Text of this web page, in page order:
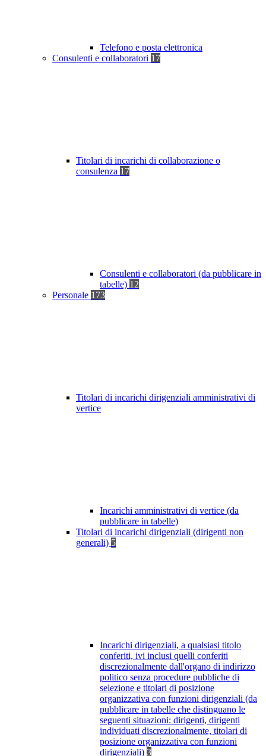
Telefono e posta elettronica
Consulenti e collaboratori 17
Titolari di incarichi di collaborazione o
consulenza 17
Consulenti e collaboratori (da pubblicare in
tabelle) 12
Personale 173
Titolari di incarichi dirigenziali amministrativi di
vertice
Incarichi amministrativi di vertice (da
pubblicare in tabelle)
Titolari di incarichi dirigenziali (dirigenti non
generali) 5
Incarichi dirigenziali, a qualsiasi titolo
conferiti, ivi inclusi quelli conferiti
discrezionalmente dall'organo di indirizzo
politico senza procedure pubbliche di
selezione e titolari di posizione
organizzativa con funzioni dirigenziali (da
pubblicare in tabelle che distinguano le
seguenti situazioni: dirigenti, dirigenti
individuati discrezionalmente, titolari di
posizione organizzativa con funzioni
dirigenziali) 3